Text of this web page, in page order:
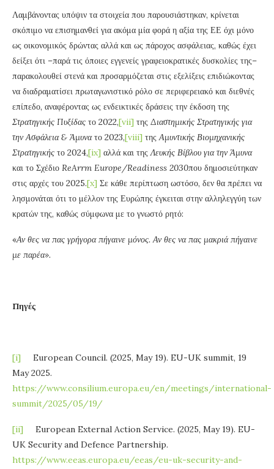
Λαμβάνοντας υπόψιν τα στοιχεία που παρουσιάστηκαν, κρίνεται
σκόπιμο να επισημανθεί για ακόμα μία φορά η αξία της ΕΕ όχι μόνο
ως οικονομικός δρώντας αλλά και ως πάροχος ασφάλειας, καθώς έχει
δείξει ότι –παρά τις όποιες εγγενείς γραφειοκρατικές δυσκολίες της–
παρακολουθεί στενά και προσαρμόζεται στις εξελίξεις επιδιώκοντας
να διαδραματίσει πρωταγωνιστικό ρόλο σε περιφερειακό και διεθνές
επίπεδο, αναφέροντας ως ενδεικτικές δράσεις την έκδοση της
Στρατηγικής Πυξίδας το 2022,[vii] της Διαστημικής Στρατηγικής για
την Ασφάλεια & Άμυνατο 2023,[viii] τηςΑμυντικής Βιομηχανικής
Στρατηγικής το 2024,[ix] αλλά και τηςΛευκής Βίβλου για την Άμυνα
και το Σχέδιο ReArrm Europe/Readiness 2030που δημοσιεύτηκαν
στις αρχές του 2025.[x] Σε κάθε περίπτωση ωστόσο, δεν θα πρέπει να
λησμονάται ότι το μέλλον της Ευρώπης έγκειται στην αλληλεγγύη των
κρατών της, καθώς σύμφωνα με το γνωστό ρητό:
«Αν θες να πας γρήγορα πήγαινε μόνος. Αν θες να πας μακριά πήγαινε
με παρέα».
Πηγές
[i] European Council. (2025, May 19). EU-UK summit, 19
May 2025.
https://www.consilium.europa.eu/en/meetings/international-
summit/2025/05/19/
[ii] European External Action Service. (2025, May 19). EU-
UK Security and Defence Partnership.
https://www.eeas.europa.eu/eeas/eu-uk-security-and-